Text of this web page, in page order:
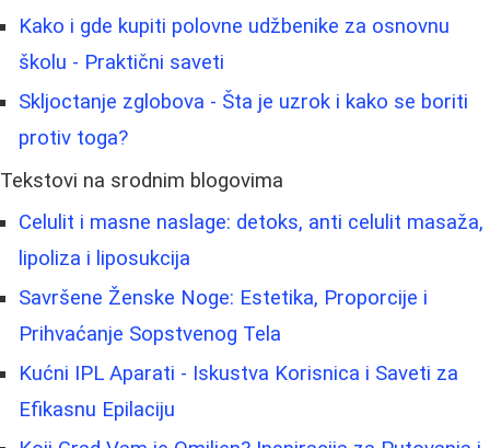
Kako i gde kupiti polovne udžbenike za osnovnu
školu - Praktični saveti
Skljoctanje zglobova - Šta je uzrok i kako se boriti
protiv toga?
Tekstovi na srodnim blogovima
Celulit i masne naslage: detoks, anti celulit masaža,
lipoliza i liposukcija
Savršene Ženske Noge: Estetika, Proporcije i
Prihvaćanje Sopstvenog Tela
Kućni IPL Aparati - Iskustva Korisnica i Saveti za
Efikasnu Epilaciju